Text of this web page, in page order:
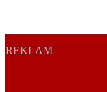
REKLAM